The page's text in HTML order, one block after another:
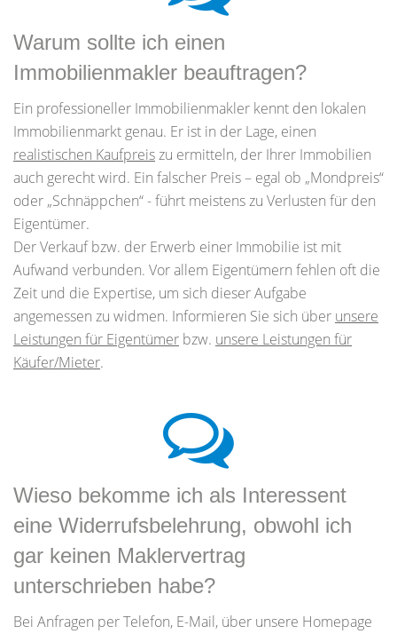
Warum sollte ich einen
Immobilienmakler beauftragen?
Ein professioneller Immobilienmakler kennt den lokalen
Immobilienmarkt genau. Er ist in der Lage, einen
realistischen Kaufpreiszu ermitteln, der Ihrer Immobilien
auch gerecht wird. Ein falscher Preis – egal ob „Mondpreis“
oder „Schnäppchen“ - führt meistens zu Verlusten für den
Eigentümer.
Der Verkauf bzw. der Erwerb einer Immobilie ist mit
Aufwand verbunden. Vor allem Eigentümern fehlen oft die
Zeit und die Expertise, um sich dieser Aufgabe
angemessen zu widmen. Informieren Sie sich über unsere
Leistungen für Eigentümer bzw. unsere Leistungen für
Käufer/Mieter.
Wieso bekomme ich als Interessent
eine Widerrufsbelehrung, obwohl ich
gar keinen Maklervertrag
unterschrieben habe?
Bei Anfragen per Telefon, E-Mail, über unsere Homepage